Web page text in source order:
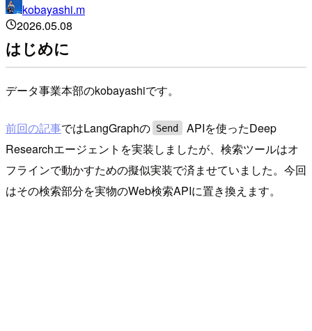
kobayashi.m
2026.05.08
はじめに
データ事業本部のkobayashiです。
前回の記事ではLangGraphの Send
APIを使ったDeep
Researchエージェントを実装しましたが、検索ツールはオ
フラインで動かすための擬似実装で済ませていました。今回
はその検索部分を実物のWeb検索APIに置き換えます。